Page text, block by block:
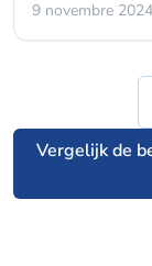
9 novembre 2024
Vergelijk de